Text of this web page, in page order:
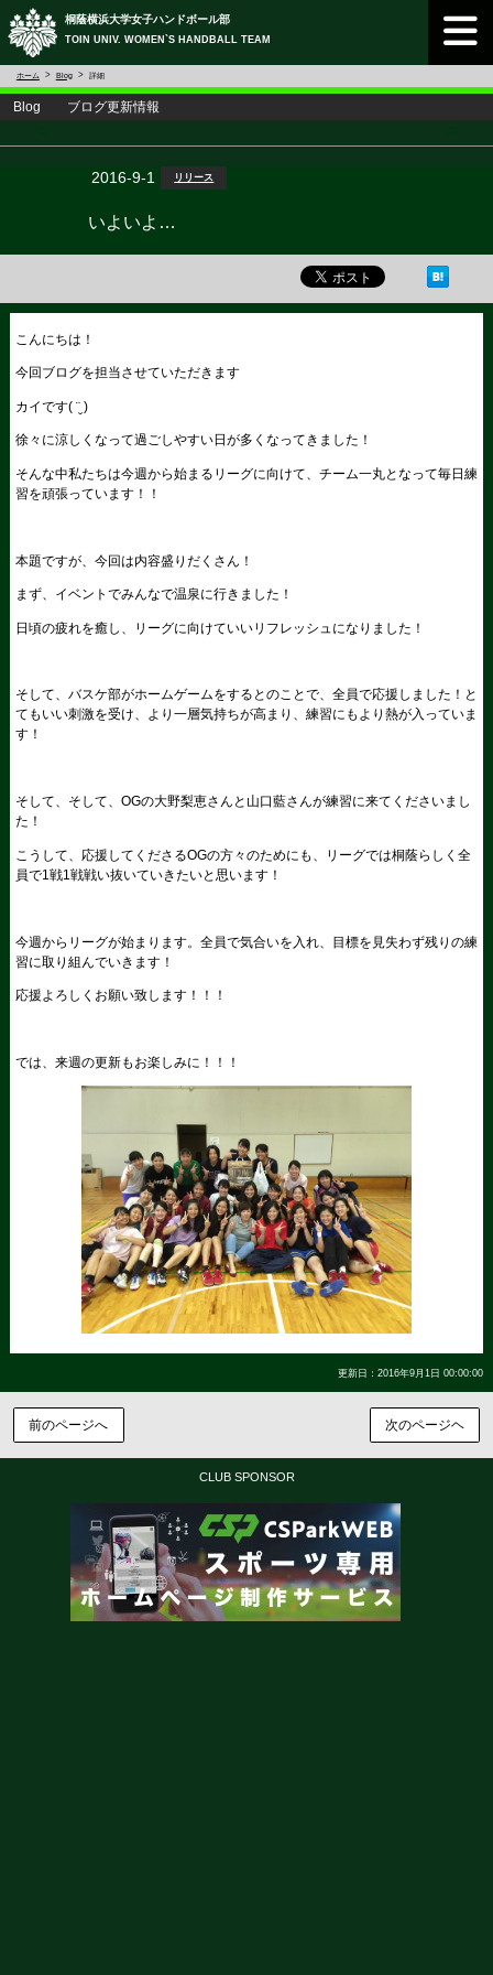
桐蔭横浜大学女子ハンドボール部
TOIN UNIV. WOMEN`S HANDBALL TEAM
ホーム Blog 詳細
Blog ブログ更新情報
2016-9-1 リリース
いよいよ…
こんにちは！
今回ブログを担当させていただきます
カイです( ¨̮ )
徐々に涼しくなって過ごしやすい日が多くなってきました！
そんな中私たちは今週から始まるリーグに向けて、チーム一丸となって毎日練
習を頑張っています！！
本題ですが、今回は内容盛りだくさん！
まず、イベントでみんなで温泉に行きました！
日頃の疲れを癒し、リーグに向けていいリフレッシュになりました！
そして、バスケ部がホームゲームをするとのことで、全員で応援しました！と
てもいい刺激を受け、より一層気持ちが高まり、練習にもより熱が入っていま
す！
そして、そして、OGの大野梨恵さんと山口藍さんが練習に来てくださいまし
た！
こうして、応援してくださるOGの方々のためにも、リーグでは桐蔭らしく全
員で1戦1戦戦い抜いていきたいと思います！
今週からリーグが始まります。全員で気合いを入れ、目標を見失わず残りの練
習に取り組んでいきます！
応援よろしくお願い致します！！！
では、来週の更新もお楽しみに！！！
更新日：2016年9月1日 00:00:00
前のページへ 次のページヘ
CLUB SPONSOR